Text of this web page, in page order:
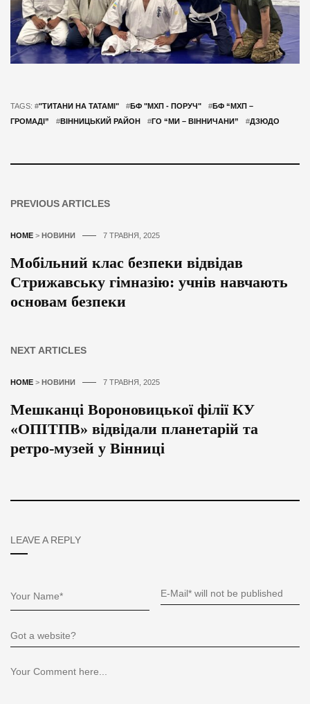
TAGS: #"ТИТАНИ НА ТАТАМІ" #БФ "МХП - ПОРУЧ" #БФ “МХП –
ГРОМАДІ”
#ВІННИЦЬКИЙ РАЙОН #ГО “МИ – ВІННИЧАНИ” #ДЗЮДО
PREVIOUS ARTICLES
HOME > НОВИНИ 7 ТРАВНЯ, 2025
Мобільний клас безпеки відвідав
Стрижавську гімназію: учнів навчають
основам безпеки
NEXT ARTICLES
HOME > НОВИНИ 7 ТРАВНЯ, 2025
Мешканці Вороновицької філії КУ
«ОПІТПВ» відвідали планетарій та
ретро-музей у Вінниці
LEAVE A REPLY